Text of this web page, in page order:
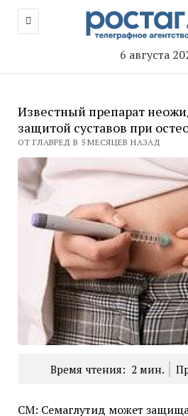
6 августа
Известный препарат
защитой суставов при
ОТ ГЛАВРЕД В 5 МЕСЯЦЕВ НАЗАД
Время чтения: 2 мин.
CM: Семаглутид может